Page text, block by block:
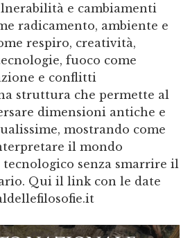
e cambiamenti
radicamento, ambiente e
respiro, creatività,
fuoco come
e conflitti
struttura che permette al
dimensioni antiche e
mostrando come
il mondo
senza smarrire il
Qui il link con le date